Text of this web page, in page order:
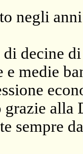
negli
di decine
medie
alla
sempre